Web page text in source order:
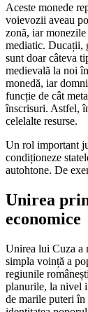
Aceste monede
voievozii aveau
zonă, iar
mediatic. Ducații,
sunt doar câteva
medievală la noi
monedă, iar
funcție de cât
înscrisuri. Astfel,
celelalte resurse.
Un rol important
condiționeze
autohtone. De
Unirea
economice
Unirea lui Cuza a
simpla voință a
regiunile
planurile, la nivel
de marile puteri în